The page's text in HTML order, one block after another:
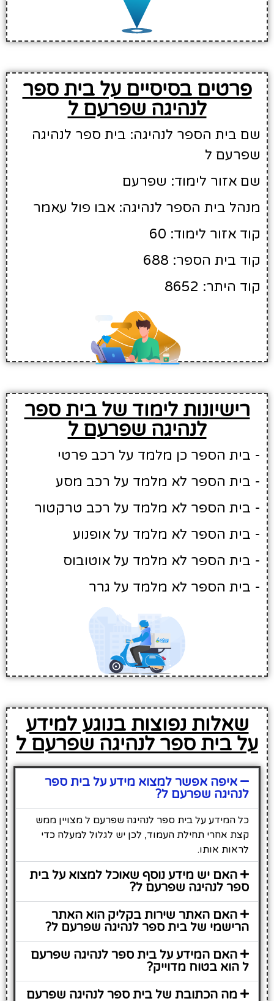
פרטים בסיסיים על בית ספר
לנהיגה שפרעם ל
שם בית הספר לנהיגה: בית ספר לנהיגה
שפרעם ל
שם אזור לימוד: שפרעם
מנהל בית הספר לנהיגה: אבו פול עאמר
קוד אזור לימוד: 60
קוד בית הספר: 688
קוד היתר: 8652
רישיונות לימוד של בית ספר
לנהיגה שפרעם ל
- בית הספר כן מלמד על רכב פרטי
- בית הספר לא מלמד על רכב מסע
- בית הספר לא מלמד על רכב טרקטור
- בית הספר לא מלמד על אופנוע
- בית הספר לא מלמד על אוטובוס
- בית הספר לא מלמד על גרר
שאלות נפוצות בנוגע למידע
על בית ספר לנהיגה שפרעם ל
איפה אפשר למצוא מידע על בית ספר
לנהיגה שפרעם ל?
כל המידע על בית ספר לנהיגה שפרעם ל מצויין ממש
קצת אחרי תחילת העמוד, לכן יש לגלול למעלה כדי
לראות אותו.
האם יש מידע נוסף שאוכל למצוא על בית
ספר לנהיגה שפרעם ל?
האם האתר שירות בקליק הוא האתר
הרישמי של בית ספר לנהיגה שפרעם ל?
האם המידע על בית ספר לנהיגה שפרעם
ל הוא בטוח מדוייק?
מה הכתובת של בית ספר לנהיגה שפרעם